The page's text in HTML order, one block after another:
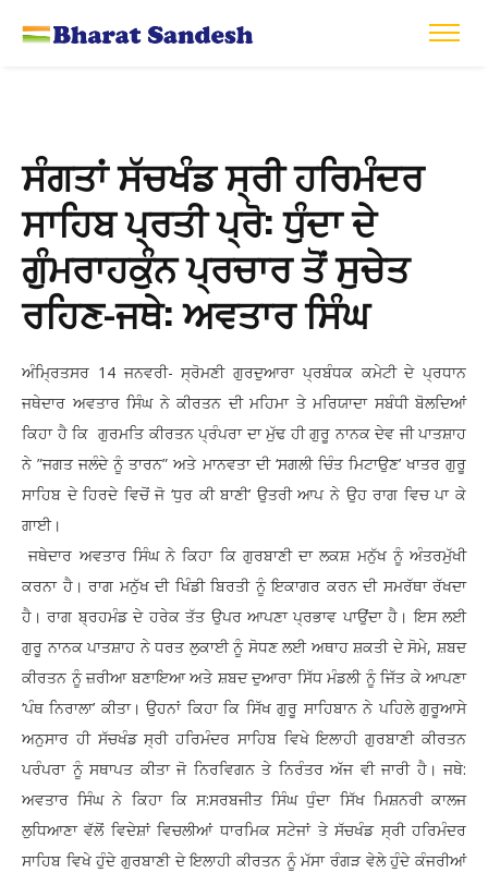
ਸੰਗਤਾਂ ਸੱਚਖੰਡ ਸ੍ਰੀ ਹਰਿਮੰਦਰ
ਸਾਹਿਬ ਪ੍ਰਤੀ ਪ੍ਰੋ: ਧੁੰਦਾ ਦੇ
ਗੁੰਮਰਾਹਕੁੰਨ ਪ੍ਰਚਾਰ ਤੋਂ ਸੁਚੇਤ
ਰਹਿਣ-ਜਥੇ: ਅਵਤਾਰ ਸਿੰਘ
ਅੰਮ੍ਰਿਤਸਰ 14 ਜਨਵਰੀ- ਸ੍ਰੋਮਣੀ ਗੁਰਦੁਆਰਾ ਪ੍ਰਬੰਧਕ ਕਮੇਟੀ ਦੇ ਪ੍ਰਧਾਨ
ਜਥੇਦਾਰ ਅਵਤਾਰ ਸਿੰਘ ਨੇ ਕੀਰਤਨ ਦੀ ਮਹਿਮਾ ਤੇ ਮਰਿਯਾਦਾ ਸਬੰਧੀ ਬੋਲਦਿਆਂ
ਕਿਹਾ ਹੈ ਕਿ ਗੁਰਮਤਿ ਕੀਰਤਨ ਪ੍ਰੰਪਰਾ ਦਾ ਮੁੱਢ ਹੀ ਗੁਰੂ ਨਾਨਕ ਦੇਵ ਜੀ ਪਾਤਸ਼ਾਹ
ਨੇ ”ਜਗਤ ਜਲੰਦੇ ਨੂੰ ਤਾਰਨ” ਅਤੇ ਮਾਨਵਤਾ ਦੀ ‘ਸਗਲੀ ਚਿੰਤ ਮਿਟਾਉਣ’ ਖਾਤਰ ਗੁਰੂ
ਸਾਹਿਬ ਦੇ ਹਿਰਦੇ ਵਿਚੋਂ ਜੋ ‘ਧੁਰ ਕੀ ਬਾਣੀ’ ਉਤਰੀ ਆਪ ਨੇ ਉਹ ਰਾਗ ਵਿਚ ਪਾ ਕੇ
ਗਾਈ।
ਜਥੇਦਾਰ ਅਵਤਾਰ ਸਿੰਘ ਨੇ ਕਿਹਾ ਕਿ ਗੁਰਬਾਣੀ ਦਾ ਲਕਸ਼ ਮਨੁੱਖ ਨੂੰ ਅੰਤਰਮੁੱਖੀ
ਕਰਨਾ ਹੈ। ਰਾਗ ਮਨੁੱਖ ਦੀ ਖਿੰਡੀ ਬਿਰਤੀ ਨੂੰ ਇਕਾਗਰ ਕਰਨ ਦੀ ਸਮਰੱਥਾ ਰੱਖਦਾ
ਹੈ। ਰਾਗ ਬ੍ਰਹਮੰਡ ਦੇ ਹਰੇਕ ਤੱਤ ਉਪਰ ਆਪਣਾ ਪ੍ਰਭਾਵ ਪਾਉਂਦਾ ਹੈ। ਇਸ ਲਈ
ਗੁਰੂ ਨਾਨਕ ਪਾਤਸ਼ਾਹ ਨੇ ਧਰਤ ਲੁਕਾਈ ਨੂੰ ਸੋਧਣ ਲਈ ਅਥਾਹ ਸ਼ਕਤੀ ਦੇ ਸੋਮੇ, ਸ਼ਬਦ
ਕੀਰਤਨ ਨੂੰ ਜ਼ਰੀਆ ਬਣਾਇਆ ਅਤੇ ਸ਼ਬਦ ਦੁਆਰਾ ਸਿੱਧ ਮੰਡਲੀ ਨੂੰ ਜਿੱਤ ਕੇ ਆਪਣਾ
‘ਪੰਥ ਨਿਰਾਲਾ’ ਕੀਤਾ। ਉਹਨਾਂ ਕਿਹਾ ਕਿ ਸਿੱਖ ਗੁਰੂ ਸਾਹਿਬਾਨ ਨੇ ਪਹਿਲੇ ਗੁਰੂਆਸੇ
ਅਨੁਸਾਰ ਹੀ ਸੱਚਖੰਡ ਸ੍ਰੀ ਹਰਿਮੰਦਰ ਸਾਹਿਬ ਵਿਖੇ ਇਲਾਹੀ ਗੁਰਬਾਣੀ ਕੀਰਤਨ
ਪਰੰਪਰਾ ਨੂੰ ਸਥਾਪਤ ਕੀਤਾ ਜੋ ਨਿਰਵਿਗਨ ਤੇ ਨਿਰੰਤਰ ਅੱਜ ਵੀ ਜਾਰੀ ਹੈ। ਜਥੇ:
ਅਵਤਾਰ ਸਿੰਘ ਨੇ ਕਿਹਾ ਕਿ ਸ:ਸਰਬਜੀਤ ਸਿੰਘ ਧੁੰਦਾ ਸਿੱਖ ਮਿਸ਼ਨਰੀ ਕਾਲਜ
ਲੁਧਿਆਣਾ ਵੱਲੋਂ ਵਿਦੇਸ਼ਾਂ ਵਿਚਲੀਆਂ ਧਾਰਮਿਕ ਸਟੇਜਾਂ ਤੇ ਸੱਚਖੰਡ ਸ੍ਰੀ ਹਰਿਮੰਦਰ
ਸਾਹਿਬ ਵਿਖੇ ਹੁੰਦੇ ਗੁਰਬਾਣੀ ਦੇ ਇਲਾਹੀ ਕੀਰਤਨ ਨੂੰ ਮੱਸਾ ਰੰਗੜ ਵੇਲੇ ਹੁੰਦੇ ਕੰਜਰੀਆਂ